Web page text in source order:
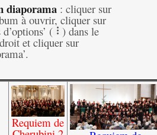
diaporama : cliquer sur
à ouvrir, cliquer sur
( ) dans le
et cliquer sur
Requiem de